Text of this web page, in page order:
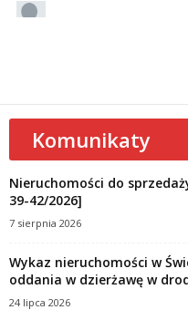
Komunikaty
Nieruchomości do
39-42/2026]
7 sierpnia 2026
Wykaz nieruchomości w
oddania w dzierżawę w
24 lipca 2026